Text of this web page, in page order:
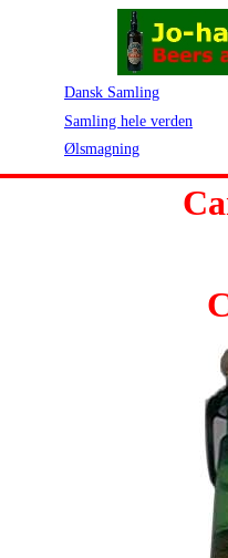
Dansk Samling
Samling hele verden
Ølsmagning